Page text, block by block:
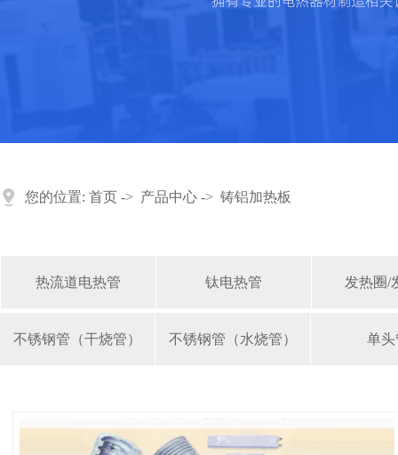
您的位置: 首页 -> 产品中心 -> 铸铝加热板
热流道电热管 钛电热管 发热圈/
不锈钢管（干烧管） 不锈钢管（水烧管） 单头